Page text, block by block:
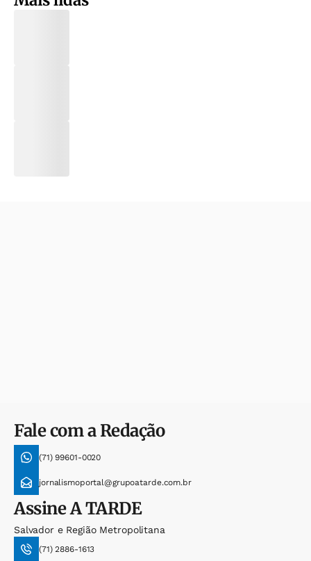
Fale com a Redação
(71) 99601-0020
jornalismoportal@grupoatarde.com.br
AssineA TARDE
Salvador e Região Metropolitana
(71) 2886-1613